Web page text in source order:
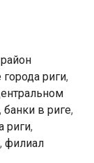
риги,
, банки в риге,
риги,
, филиал